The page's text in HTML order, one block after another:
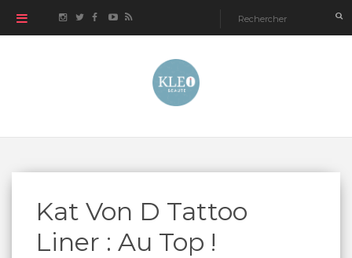
Kat Von D Tattoo
Liner : Au Top !